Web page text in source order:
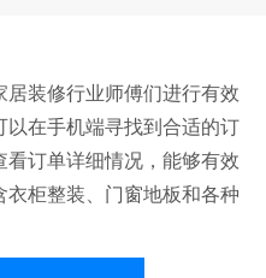
居装修行业师傅们进行有效
以在手机端寻找到合适的订
订单详细情况，能够有效
柜整装、门窗地板和各种